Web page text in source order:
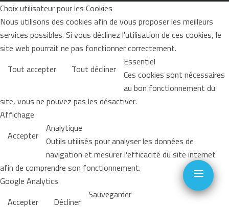
Choix utilisateur pour les Cookies
Nous utilisons des cookies afin de vous proposer les meilleurs
services possibles. Si vous déclinez l'utilisation de ces cookies, le
site web pourrait ne pas fonctionner correctement.
Tout accepter
Tout décliner Essentiel
Ces cookies sont nécessaires
au bon fonctionnement du
site, vous ne pouvez pas les désactiver.
Affichage
Accepter Analytique
Outils utilisés pour analyser les données de
navigation et mesurer l'efficacité du site internet
afin de comprendre son fonctionnement.
Google Analytics
Accepter
Décliner Sauvegarder
≡